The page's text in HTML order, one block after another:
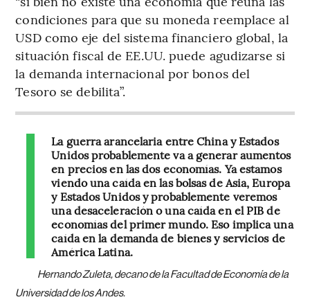
condiciones para que su moneda reemplace al
USD como eje del sistema financiero global, la
situación fiscal de EE.UU. puede agudizarse si
la demanda internacional por bonos del
Tesoro se debilita”.
La guerra arancelaria entre China y Estados
Unidos probablemente va a generar aumentos
en precios en las dos economías. Ya estamos
viendo una caída en las bolsas de Asia, Europa
y Estados Unidos y probablemente veremos
una desaceleración o una caída en el PIB de
economías del primer mundo. Eso implica una
caída en la demanda de bienes y servicios de
América Latina.
Hernando Zuleta, decano de la Facultad de Economía de la
Universidad de los Andes.